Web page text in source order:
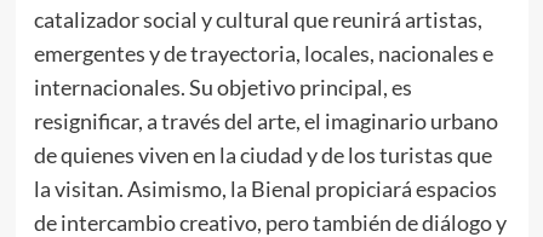
catalizador social y cultural que reunirá artistas,
emergentes y de trayectoria, locales, nacionales e
internacionales. Su objetivo principal, es
resignificar, a través del arte, el imaginario urbano
de quienes viven en la ciudad y de los turistas que
la visitan. Asimismo, la Bienal propiciará espacios
de intercambio creativo, pero también de diálogo y